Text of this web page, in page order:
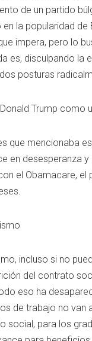
de un partido
la popularidad
impera, pero lo
es, disculpando
posturas
Trump como
que mencionaba
en desesperanza
el Obamacare,
incluso si no
del contrato
eso ha
de trabajo no van
social, para los